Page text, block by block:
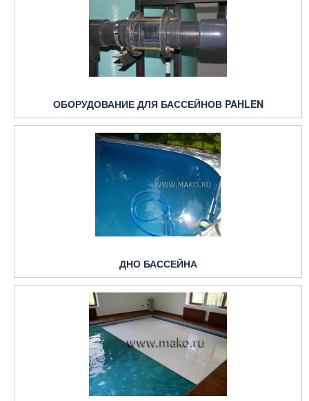
ОБОРУДОВАНИЕ ДЛЯ БАССЕЙНОВ PAHLEN
ДНО БАССЕЙНА